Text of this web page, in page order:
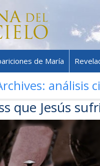
de María
análisis
que Jesús